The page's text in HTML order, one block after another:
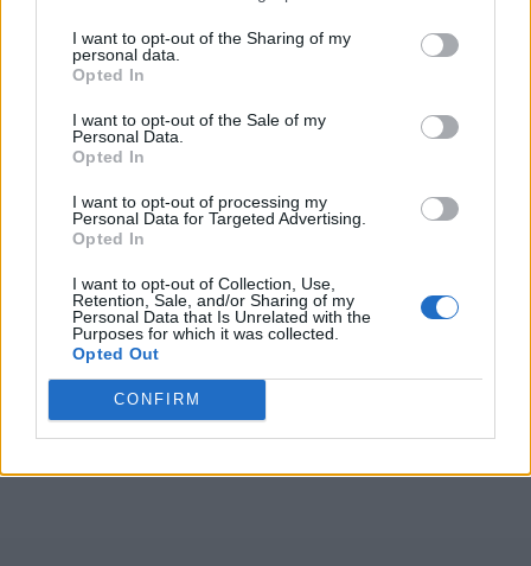
I want to opt-out of the Sharing of my
personal data.
Opted In
I want to opt-out of the Sale of my
Personal Data.
Opted In
I want to opt-out of processing my
Personal Data for Targeted Advertising.
Opted In
I want to opt-out of Collection, Use,
Retention, Sale, and/or Sharing of my
Personal Data that Is Unrelated with the
Purposes for which it was collected.
Opted Out
CONFIRM